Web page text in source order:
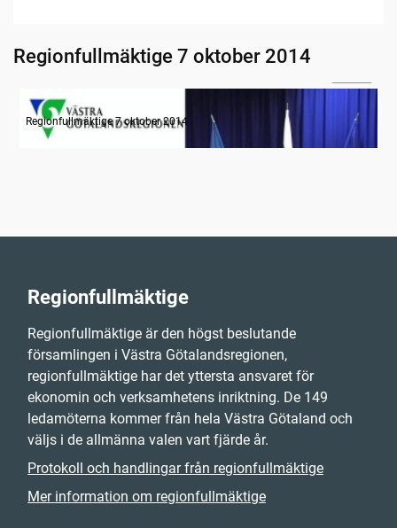
Regionfullmäktige 7 oktober 2014
Radion informerar
Regionfullmäktige 7 oktober 2014
Regionfullmäktige
Regionfullmäktige är den högst beslutande
församlingen i Västra Götalandsregionen,
regionfullmäktige har det yttersta ansvaret för
ekonomin och verksamhetens inriktning. De 149
ledamöterna kommer från hela Västra Götaland och
väljs i de allmänna valen vart fjärde år.
Protokoll och handlingar från regionfullmäktige
Mer information om regionfullmäktige